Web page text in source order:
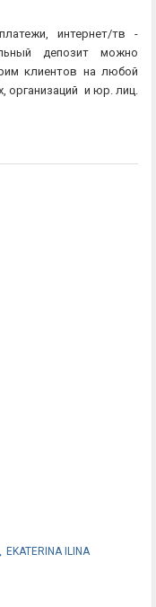
интернет/тв -
депозит можно
клиентов на любой
организаций и юр. лиц.
EKATERINA ILINA